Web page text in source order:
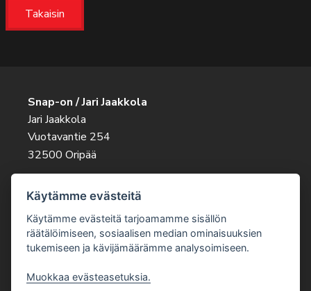
Takaisin
Snap-on / Jari Jaakkola
Jari Jaakkola
Vuotavantie 254
32500 Oripää
045 263 9343
jari.jaakkola@snapon.fi
Käytämme evästeitä
Käytämme evästeitä tarjoamamme sisällön
räätälöimiseen, sosiaalisen median ominaisuuksien
tukemiseen ja kävijämäärämme analysoimiseen.
Muokkaa evästeasetuksia.